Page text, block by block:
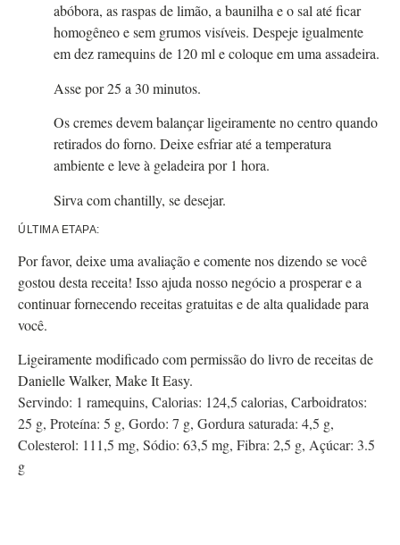
abóbora, as raspas de limão, a baunilha e o sal até ficar
homogêneo e sem grumos visíveis. Despeje igualmente
em dez ramequins de 120 ml e coloque em uma assadeira.
Asse por 25 a 30 minutos.
Os cremes devem balançar ligeiramente no centro quando
retirados do forno. Deixe esfriar até a temperatura
ambiente e leve à geladeira por 1 hora.
Sirva com chantilly, se desejar.
ÚLTIMA ETAPA:
Por favor, deixe uma avaliação e comente nos dizendo se você
gostou desta receita! Isso ajuda nosso negócio a prosperar e a
continuar fornecendo receitas gratuitas e de alta qualidade para
você.
Ligeiramente modificado com permissão do livro de receitas de
Danielle Walker, Make It Easy.
Servindo: 1 ramequins, Calorias: 124,5 calorias, Carboidratos:
25 g, Proteína: 5 g, Gordo: 7 g, Gordura saturada: 4,5 g,
Colesterol: 111,5 mg, Sódio: 63,5 mg, Fibra: 2,5 g, Açúcar: 3.5
g